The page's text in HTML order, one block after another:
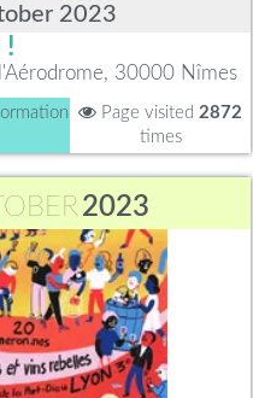
2023
!
30000 Nîmes
Page visited 2872
times
2023